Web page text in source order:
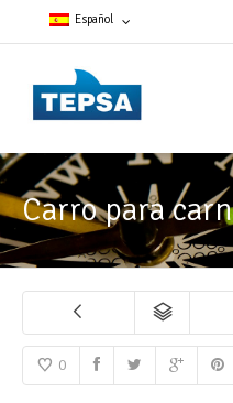
Español
Francés
Español
Inglés
Carro para
0